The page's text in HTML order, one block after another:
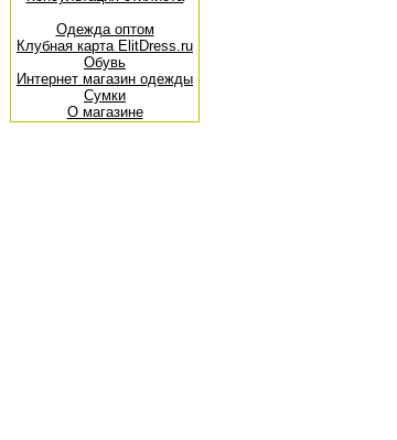
Одежда оптом
Клубная карта ElitDress.ru
Обувь
Интернет магазин одежды
Сумки
О магазине